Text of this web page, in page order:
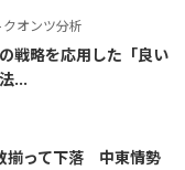
オンツ分析
戦略を応用した「良い
...
揃って下落 中東情勢